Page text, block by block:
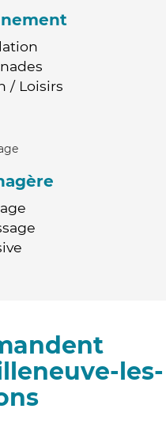
/ Loisirs
les-